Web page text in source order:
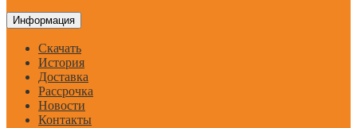
Информация
Скачать
История
Доставка
Рассрочка
Новости
Контакты